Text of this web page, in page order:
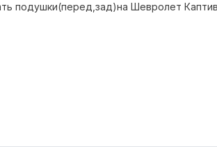
подушки(перед,зад)на Шевролет